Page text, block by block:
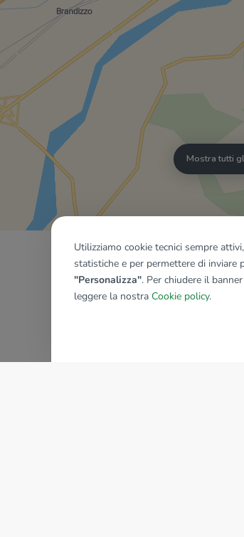
Mostra tutti
Utilizziamo cookie tecnici sempre
statistiche e per permettere di inviare
"Personalizza". Per chiudere il
leggere la nostra Cookie policy.